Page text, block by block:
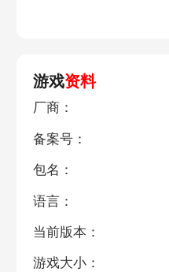
游戏资料
厂商：
备案号：
包名：
语言：
当前版本：
游戏大小：